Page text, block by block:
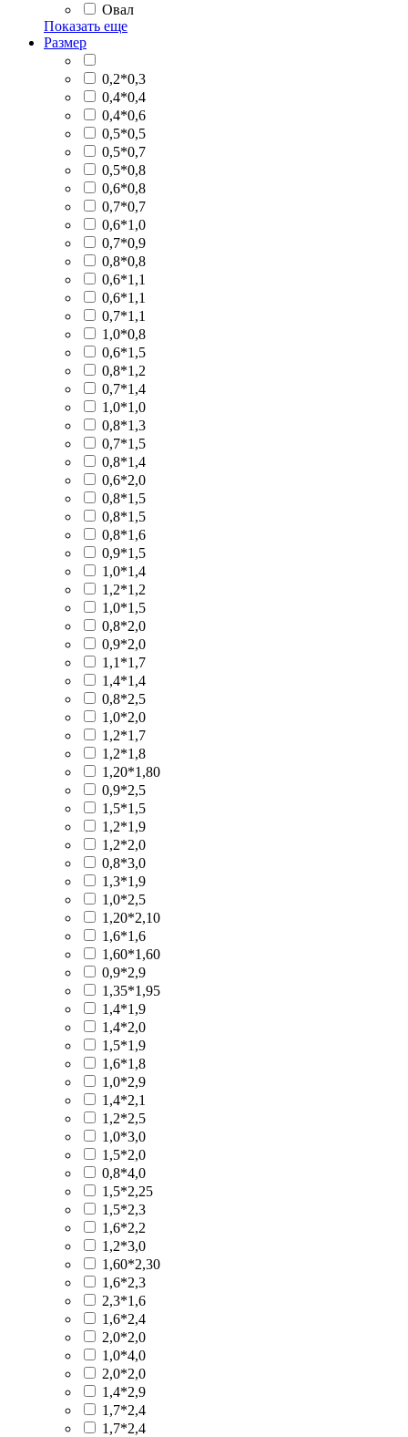
Овал
Показать еще
Размер
0,2*0,3
0,4*0,4
0,4*0,6
0,5*0,5
0,5*0,7
0,5*0,8
0,6*0,8
0,7*0,7
0,6*1,0
0,7*0,9
0,8*0,8
0,6*1,1
0,6*1,1
0,7*1,1
1,0*0,8
0,6*1,5
0,8*1,2
0,7*1,4
1,0*1,0
0,8*1,3
0,7*1,5
0,8*1,4
0,6*2,0
0,8*1,5
0,8*1,5
0,8*1,6
0,9*1,5
1,0*1,4
1,2*1,2
1,0*1,5
0,8*2,0
0,9*2,0
1,1*1,7
1,4*1,4
0,8*2,5
1,0*2,0
1,2*1,7
1,2*1,8
1,20*1,80
0,9*2,5
1,5*1,5
1,2*1,9
1,2*2,0
0,8*3,0
1,3*1,9
1,0*2,5
1,20*2,10
1,6*1,6
1,60*1,60
0,9*2,9
1,35*1,95
1,4*1,9
1,4*2,0
1,5*1,9
1,6*1,8
1,0*2,9
1,4*2,1
1,2*2,5
1,0*3,0
1,5*2,0
0,8*4,0
1,5*2,25
1,5*2,3
1,6*2,2
1,2*3,0
1,60*2,30
1,6*2,3
2,3*1,6
1,6*2,4
2,0*2,0
1,0*4,0
2,0*2,0
1,4*2,9
1,7*2,4
1,7*2,4